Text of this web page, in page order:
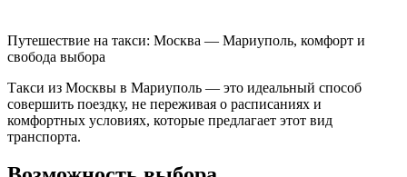
Путешествие на такси: Москва — Мариуполь, комфорт и
свобода выбора
Такси из Москвы в Мариуполь — это идеальный способ
совершить поездку, не переживая о расписаниях и
комфортных условиях, которые предлагает этот вид
транспорта.